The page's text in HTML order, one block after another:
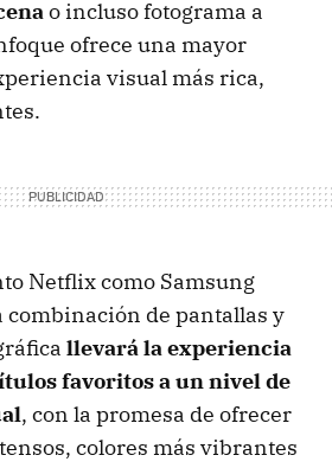
o incluso fotograma a
ofrece una mayor
visual más rica,
Netflix como Samsung
combinación de pantallas y
llevará la experiencia
favoritos a un nivel de
, con la promesa de ofrecer
colores más vibrantes